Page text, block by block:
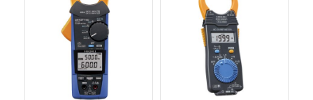
0824 927 568
0823 944 186